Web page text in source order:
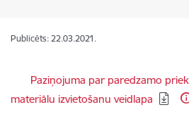
Publicēts: 22.03.2021.
Lejupielādēt:
Paziņojuma par paredzamo
materiālu izvietošanu veidlapa